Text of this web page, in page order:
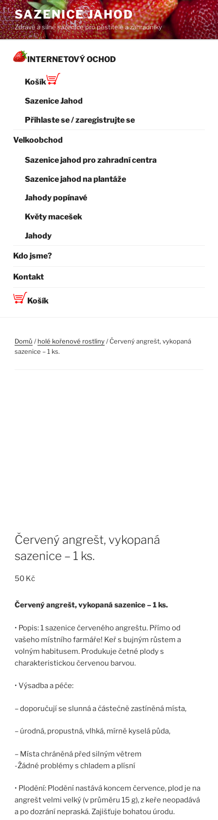
Přejít
k
obsahu
webu
SAZENICE JAHOD
Zdravé a silné sazenice pro pěstitele a zahradníky
INTERNETOVÝ OCHOD
Košík
Sazenice Jahod
Přihlaste se / zaregistrujte se
Velkoobchod
Sazenice jahod pro zahradní centra
Sazenice jahod na plantáže
Jahody popínavé
Květy macešek
Jahody
Kdo jsme?
Kontakt
Košík
Domů /holé kořenové rostliny/ Červený angrešt, vykopaná
sazenice – 1 ks.
Červený angrešt, vykopaná
sazenice – 1 ks.
50 Kč
Červený angrešt, vykopaná sazenice – 1 ks.
• Popis: 1 sazenice červeného angreštu. Přímo od
vašeho místního farmáře! Keř s bujným růstem a
volným habitusem. Produkuje četné plody s
charakteristickou červenou barvou.
• Výsadba a péče:
– doporučují se slunná a částečně zastíněná místa,
– úrodná, propustná, vlhká, mírně kyselá půda,
– Místa chráněná před silným větrem
-Žádné problémy s chladem a plísní
• Plodění: Plodění nastává koncem července, plod je na
angrešt velmi velký (v průměru 15 g), z keře neopadává
a po dozrání nepraská. Zajišťuje bohatou úrodu.